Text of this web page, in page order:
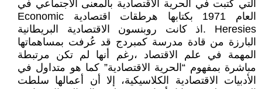
التي كتبت في الحرية الاقتصادية بالمعنى الاجتماعي في
العام 1971 بكتابها هرطقات اقتصادية Economic
Heresies .اذ كانت روبنسون الاقتصادية البريطانية
البارزة من قادة مدرسة كمبردج قد عُرفت بمساهماتها
المهمة في علم الاقتصاد ،رغم أنها لم تكن مرتبطة
مباشرة بمفهوم “الحرية الاقتصادية” كما هو متداول في
الأدبيات الاقتصادية الكلاسيكية، إلا أن أعمالها سلطت